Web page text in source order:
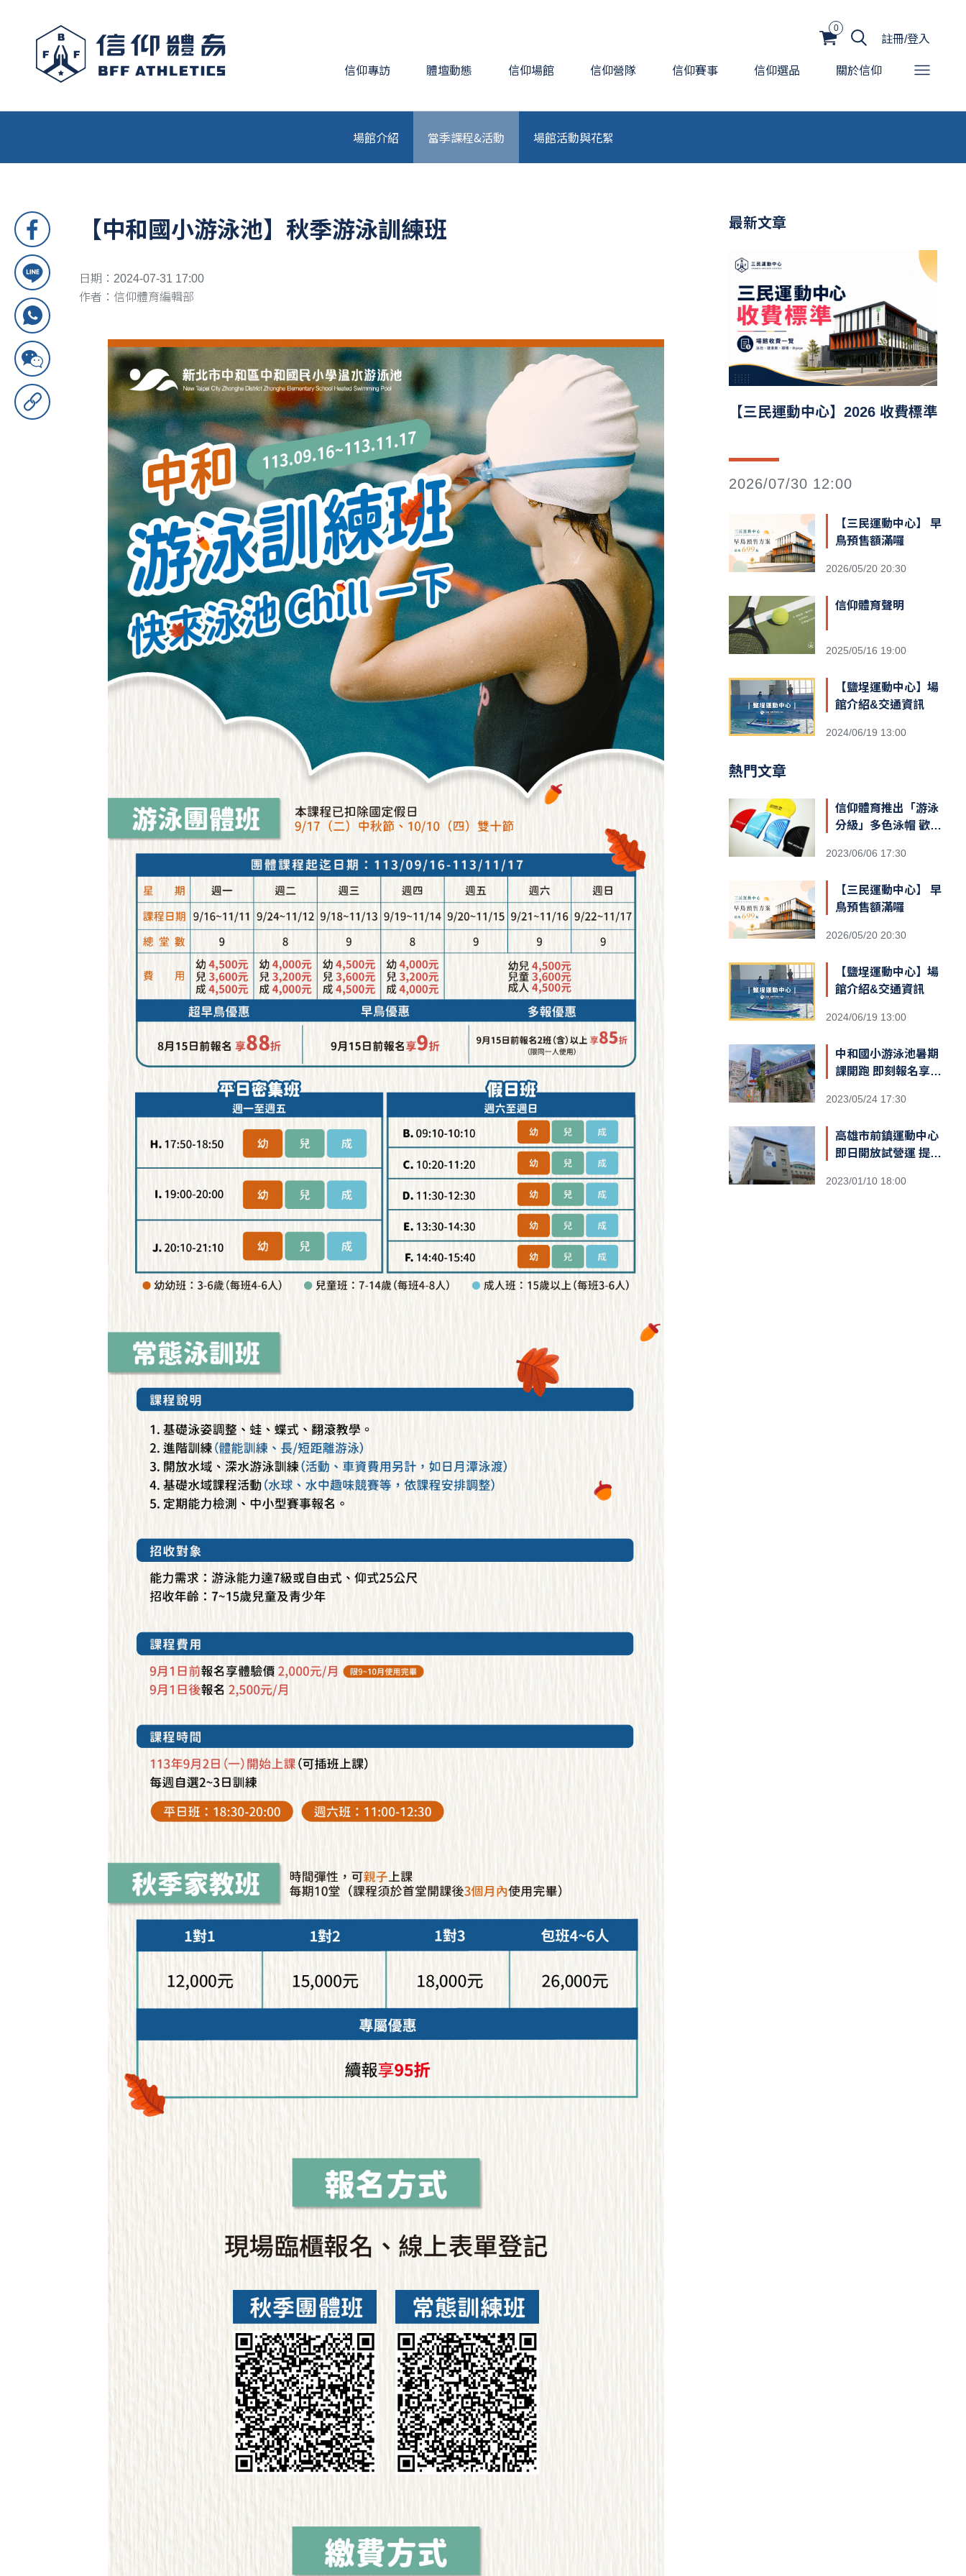
0
註冊/登入
信仰專訪 體壇動態 信仰場館 信仰營隊 信仰賽事 信仰選品 關於信仰
場館介紹 當季課程&活動 場館活動與花絮
【中和國小游泳池】秋季游泳訓練班
日期：2024-07-31 17:00
作者：信仰體育編輯部
最新文章
【三民運動中心】2026 收費標準
2026/07/30 12:00
【三民運動中心】 早
鳥預售額滿囉
2026/05/20 20:30
信仰體育聲明
2025/05/16 19:00
【鹽埕運動中心】場
館介紹&交通資訊
2024/06/19 13:00
熱門文章
信仰體育推出「游泳
分級」多色泳帽 歡迎
2023/06/06 17:30
【三民運動中心】 早
鳥預售額滿囉
2026/05/20 20:30
【鹽埕運動中心】場
館介紹&交通資訊
2024/06/19 13:00
中和國小游泳池暑期
課開跑 即刻報名享優
2023/05/24 17:30
高雄市前鎮運動中心
即日開放試營運 提供
2023/01/10 18:00